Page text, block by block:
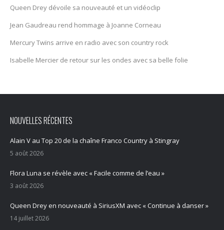
Queen Drey dévoile sa nouveauté et un vidéoclip
Jean Gaudreau rend hommage à Joanne Corneau
Mercury Twïns arrive en radio avec son country rock
Isabelle Mercier de retour sur les ondes avec sa belle folie
NOUVELLES RÉCENTES
Alain V au Top 20 de la chaîne Franco Country à Stingray
5 août 2026
Flora Luna se révèle avec « Facile comme de l’eau »
3 août 2026
Queen Drey en nouveauté à SiriusXM avec « Continue à danser »
14 juillet 2026